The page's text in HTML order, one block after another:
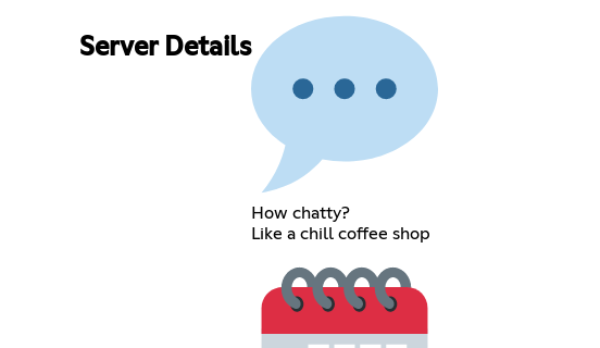
Server Details
How chatty?
Like a chill coffee shop